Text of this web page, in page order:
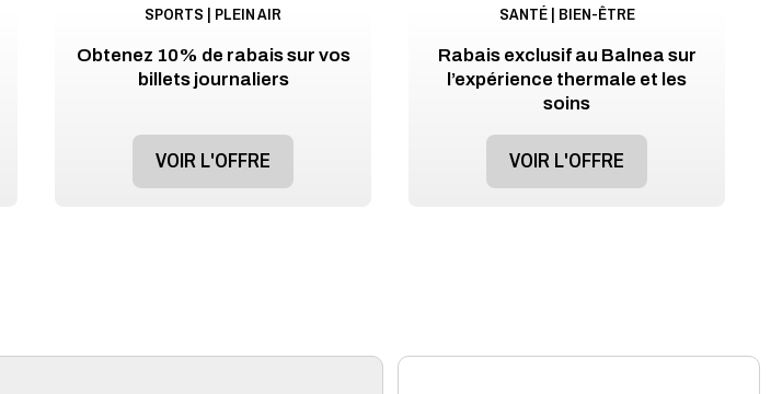
SPORTS | PLEIN AIR
Obtenez 10% de rabais sur vos
billets journaliers
VOIR L'OFFRE
SANTÉ | BIEN-ÊTRE
Rabais exclusif au Balnea sur
l’expérience thermale et les
soins
VOIR L'OFFRE